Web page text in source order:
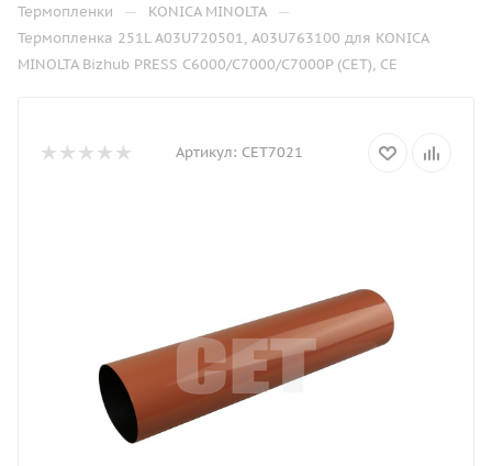
Термопленки — KONICA MINOLTA —
Термопленка 251L A03U720501, A03U763100 для KONICA
MINOLTA Bizhub PRESS C6000/C7000/C7000P (CET), CE
Артикул: CET7021